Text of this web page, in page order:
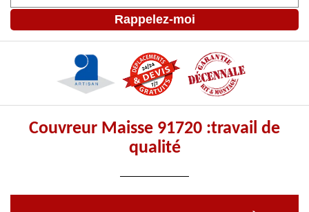
Couvreur Maisse 91720 :travail de
qualité